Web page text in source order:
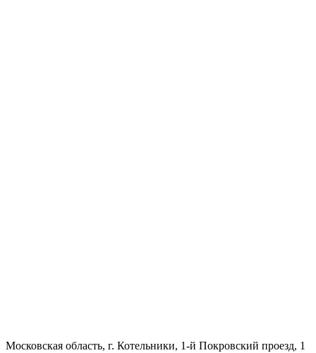
Московская область, г. Котельники, 1-й Покровский проезд, 1